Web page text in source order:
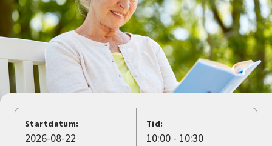
Cirkelledare
Avdelningar
Lyssna
Startdatum:
2026-08-22
Tid:
10:00 - 10:30